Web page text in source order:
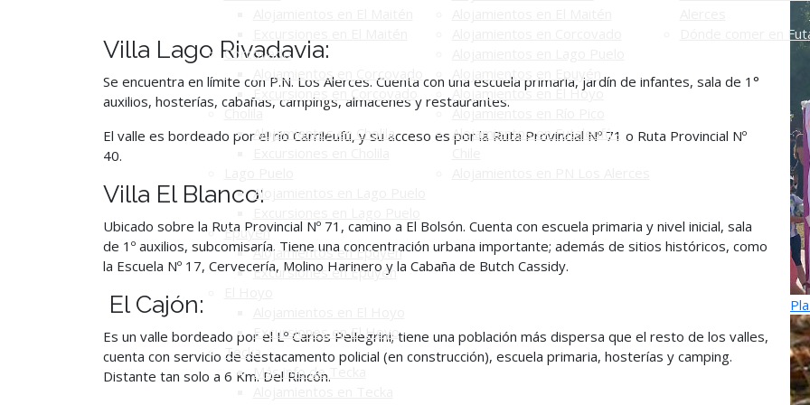
Corcovado
Alojamientos en Corcovado
Excursiones en Corcovado
Alojamientos en Cholila
Alojamientos en Lago Puelo
Epuyén
Alojamientos en Epuyén
Excursiones en Epuyén
Excursiones en El Hoyo
Tecka
Más info de Tecka
Alojamientos en Epuyén
Alojamientos en El Hoyo
Alojamientos en Futaleufú -
Dónde comer en
Villa Lago Rivadavia:
Se encuentra en límite con P.N. Los Alerces. Cuenta con una escuela primaria, jardín de infantes, sala de 1°
auxilios, hosterías, cabañas, campings, almacenes y restaurantes.
El valle es bordeado por el río Carrileufú, y su acceso es por la Ruta Provincial Nº 71 o Ruta Provincial Nº
40.
Villa El Blanco:
Ubicado sobre la Ruta Provincial Nº 71, camino a El Bolsón. Cuenta con escuela primaria y nivel inicial, sala
de 1º auxilios, subcomisaría. Tiene una concentración urbana importante; además de sitios históricos, como
la Escuela Nº 17, Cervecería, Molino Harinero y la Cabaña de Butch Cassidy.
El Cajón:
Es un valle bordeado por el Lº Carlos Pellegrini; tiene una población más dispersa que el resto de los valles,
cuenta con servicio de destacamento policial (en construcción), escuela primaria, hosterías y camping.
Distante tan solo a 6 Km. Del Rincón.